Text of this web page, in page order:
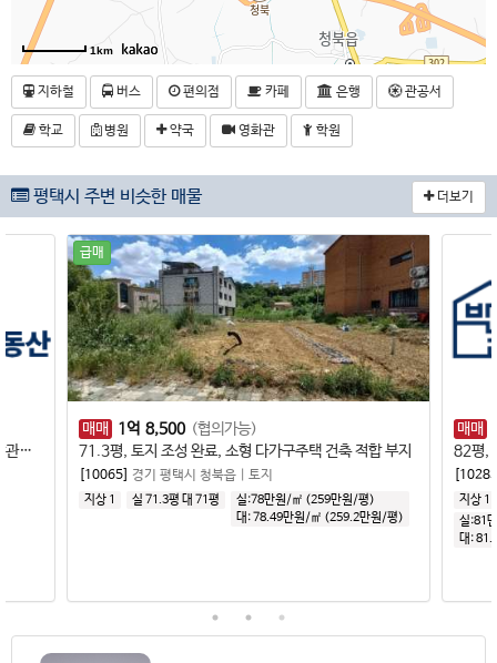
1km
지하철 버스 편의점 카페 은행 관공서
학교 병원 약국 영화관 학원
더보기
평택시 주변 비슷한 매물
토지211평, 계획관리지역, 성장관리계획구역(성장관리형), 3M 도로 접함
급매
매매 1 억 8,500 (협의가능)
71.3평, 토지 조성 완료, 소형 다가구주택 건축 적합 부지
[10065] 경기 평택시 청북읍 토지
지상 1 실 71.3평 대 71평
실:78만원/㎡ (259만원/평)
대:78.49만원/㎡ (259.2만원/평)
매매
82평,
지상 1
실:81
대: